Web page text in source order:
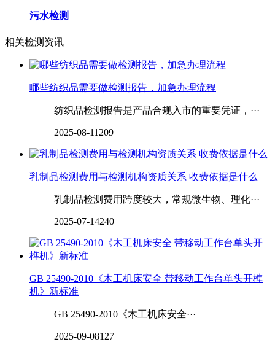
污水检测
相关检测资讯
哪些纺织品需要做检测报告，加急办理流程
纺织品检测报告是产品合规入市的重要凭证，···
2025-08-11 209
乳制品检测费用与检测机构资质关系 收费依据是什么
乳制品检测费用跨度较大，常规微生物、理化···
2025-07-14240
GB 25490-2010《木工机床安全 带移动工作台单头开榫
机》新标准
GB 25490-2010《木工机床安全···
2025-09-08127